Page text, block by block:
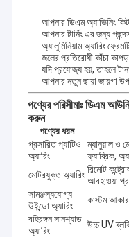
আপনার ডিএম অ্যাভিনিং
আপনার টার্নিং এর জন্য
অ্যালুমিনিয়াম অ্যারিং
জলের প্রতিরোধী কাঁচা
যদি প্রযোজ্য হয়, তাহলে
আপনার নতুন ছায়া জায়গা
পণ্যের পরিসীমাঃ ডিএম
করুন
পণ্যের ধরন
প্রসারিত প্যাটিও
অ্যারিং
ম্যানুয়াল ও
ফ্যাব্রিক,
মোটরযুক্ত অ্যারিং রিমোট
আবহাওয়া
সামঞ্জস্যযোগ্য
উইন্ডো অ্যারিং
কাস্টম
বহিরঙ্গন সানশ্যাড
অ্যারিং
উচ্চ UV